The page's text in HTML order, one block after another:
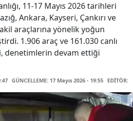
11-17 Mayıs 2026 tarihleri
Ankara, Kayseri, Çankırı ve
araçlarına yönelik yoğun
1.906 araç ve 161.030 canlı
denetimlerin devam ettiği
GÜNCELLEME: 17 Mayıs 2026 - 19:55 EDİTÖR: